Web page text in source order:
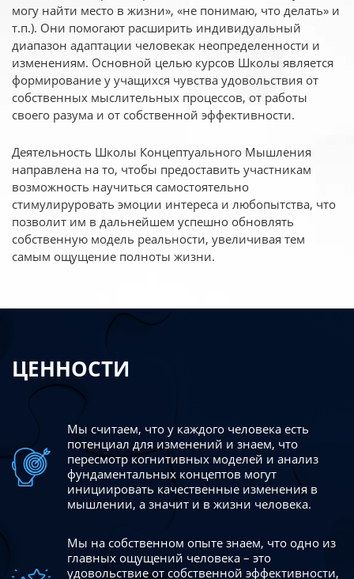
могу найти место в жизни», «не понимаю, что делать» и
т.п.). Они помогают расширить индивидуальный
диапазон адаптации человекак неопределенности и
изменениям. Основной целью курсов Школы является
формирование у учащихся чувства удовольствия от
собственных мыслительных процессов, от работы
своего разума и от собственной эффективности.
Деятельность Школы Концептуального Мышления
направлена на то, чтобы предоставить участникам
возможность научиться самостоятельно
стимулируровать эмоции интереса и любопытства, что
позволит им в дальнейшем успешно обновлять
собственную модель реальности, увеличивая тем
самым ощущение полноты жизни.
ЦЕННОСТИ
Мы считаем, что у каждого человека есть
потенциал для изменений и знаем, что
пересмотр когнитивных моделей и анализ
фундаментальных концептов могут
инициировать качественные изменения в
мышлении, а значит и в жизни человека.
Мы на собственном опыте знаем, что одно из
главных ощущений человека – это
удовольствие от собственной эффективности,